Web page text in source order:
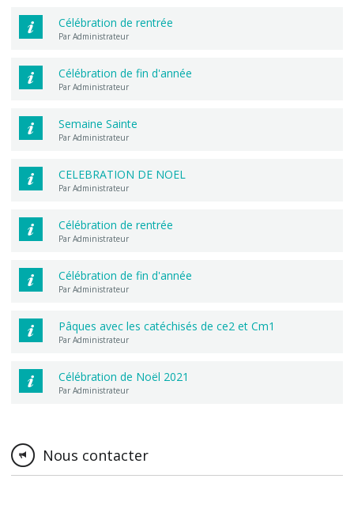
Célébration de rentrée
Par Administrateur
Célébration de fin d'année
Par Administrateur
Semaine Sainte
Par Administrateur
CELEBRATION DE NOEL
Par Administrateur
Célébration de rentrée
Par Administrateur
Célébration de fin d'année
Par Administrateur
Pâques avec les catéchisés de ce2 et Cm1
Par Administrateur
Célébration de Noël 2021
Par Administrateur
Nous contacter